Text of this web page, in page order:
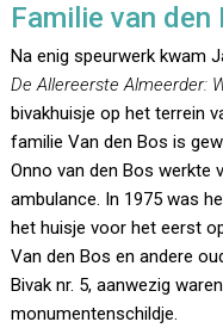
Familie van den
Na enig speurwerk kwam
De Allereerste Almeerder:
bivakhuisje op het terrein
familie Van den Bos is
Onno van den Bos werkte
ambulance. In 1975 was
het huisje voor het eerst
Van den Bos en andere
Bivak nr. 5, aanwezig
monumentenschildje.